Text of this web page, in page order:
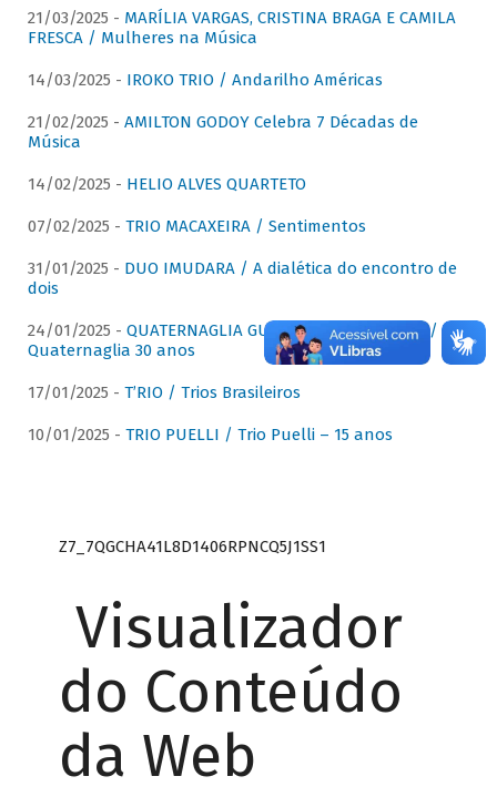
21/03/2025 - MARÍLIA VARGAS, CRISTINA BRAGA E CAMILA
FRESCA / Mulheres na Música
14/03/2025 - IROKO TRIO / Andarilho Américas
21/02/2025 - AMILTON GODOY Celebra 7 Décadas de
Música
14/02/2025 - HELIO ALVES QUARTETO
07/02/2025 - TRIO MACAXEIRA / Sentimentos
31/01/2025 - DUO IMUDARA / A dialética do encontro de
dois
24/01/2025 - QUATERNAGLIA GUITAR QUARTET (QGQ) /
Quaternaglia 30 anos
17/01/2025 - T’RIO / Trios Brasileiros
10/01/2025 - TRIO PUELLI / Trio Puelli – 15 anos
Z7_7QGCHA41L8D1406RPNCQ5J1SS1
Visualizador
do Conteúdo
da Web